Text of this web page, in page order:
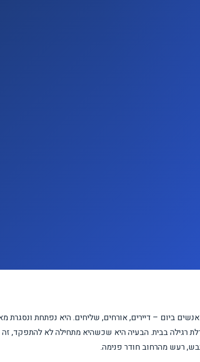
ביום – דיירים, אורחים, שליחים. היא נפתחת ונסגרת
רגילה בבית. הבעיה היא שכשהיא מתחילה לא להתפקד, זה
רעש מהרחוב חודר פנימה.